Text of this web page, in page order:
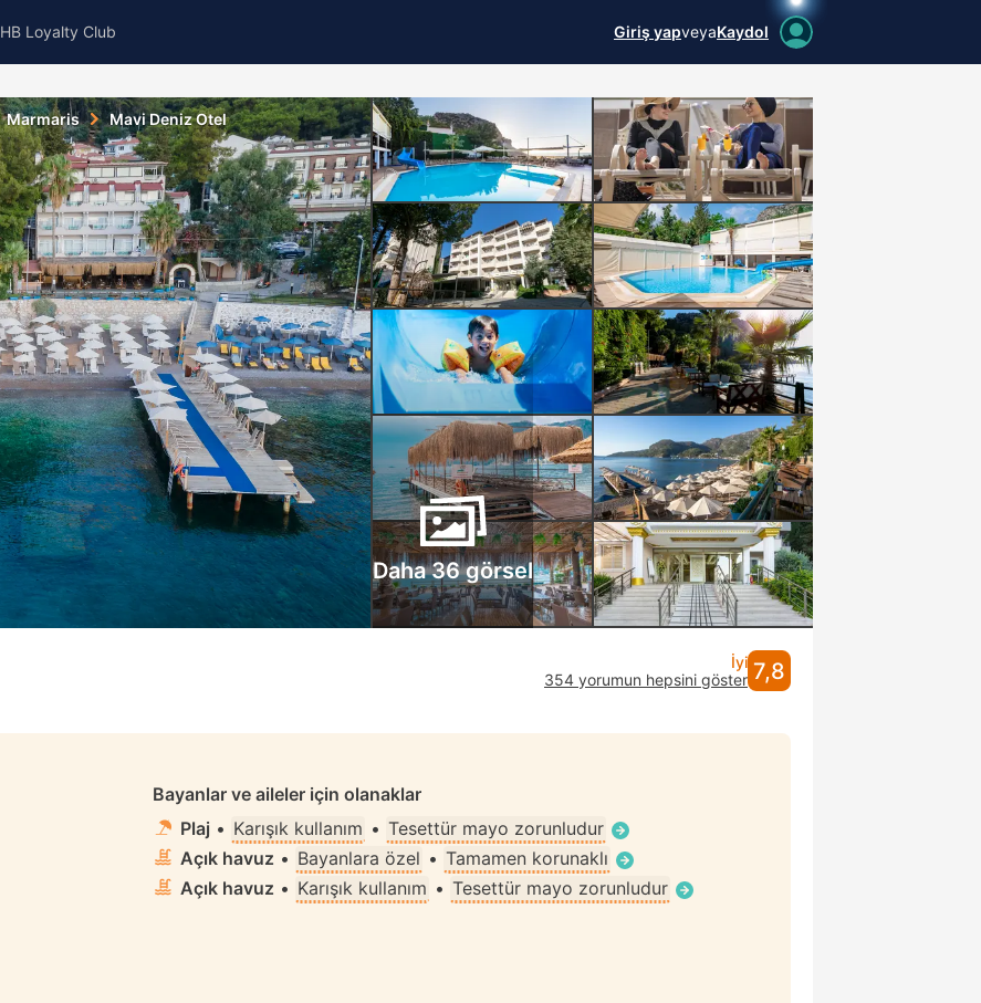
HB Loyalty Club Giriş yapveyaKaydol
Marmaris Mavi Deniz Otel
Daha 36 görsel
İyi
354 yorumun hepsini göster 7,8
Bayanlar ve aileler için olanaklar
Plaj • Karışık kullanım • Tesettür mayo zorunludur
Açık havuz • Bayanlara özel • Tamamen korunaklı
Açık havuz • Karışık kullanım • Tesettür mayo zorunludur